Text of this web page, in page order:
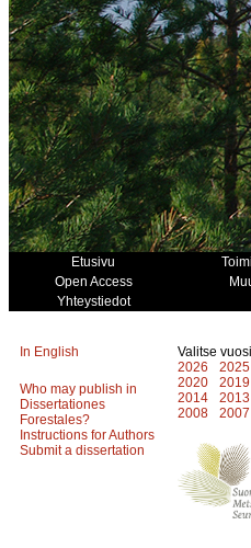
Etusivu
Open Access
Yhteystiedot
In English
Who may publish in
Dissertationes
Forestales?
Instructions for Authors
Submit a dissertation
Valitse vuosi
2026
2025
2020
2019
2014
2013
2008
2007